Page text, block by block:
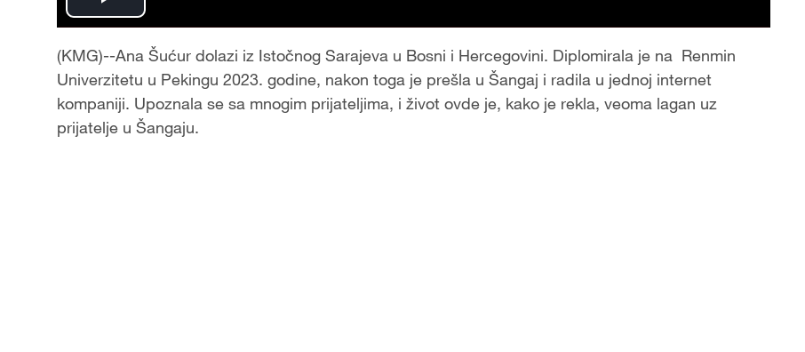
Play
Video
(KMG)--Ana Šućur dolazi iz Istočnog Sarajeva u Bosni i Hercegovini. Diplomirala je na Renmin
Univerzitetu u Pekingu 2023. godine, nakon toga je prešla u Šangaj i radila u jednoj internet
kompaniji. Upoznala se sa mnogim prijateljima, i život ovde je, kako je rekla, veoma lagan uz
prijatelje u Šangaju.